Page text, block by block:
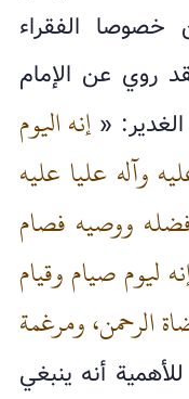
خصوصا الفقراء
روي عن الإمام
« إنه اليوم
وآله عليا عليه
ووصيه فصام
ليوم صيام وقيام
الرحمن، ومرغمة
للأهمية أنه ينبغي